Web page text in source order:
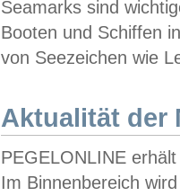
Seamarks sind
Booten und Schiffen
von Seezeichen wie
Aktualität der
PEGELONLINE
Im Binnenbereich